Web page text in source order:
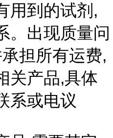
用到的试剂,
。出现质量问
担所有运费,
关产品,具体
系或电议